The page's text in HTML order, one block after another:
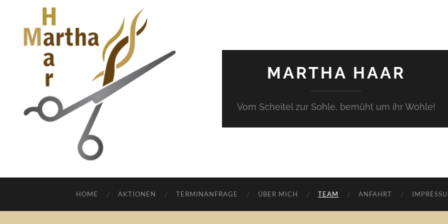
MARTHA HAAR
Vom Scheitel zur Sohle, bemüht um ihr Wohle!
HOME AKTIONEN TERMINANFRAGE ÜBER MICH TEAM ANFAHRT